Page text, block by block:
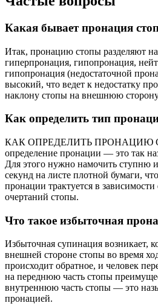
Какая бывает пронация
Итак, пронацию стопы разделяют
гиперпронация, гипопронация,
гипопронация (недостаточной
высокий, что ведет к недостатку
наклону стопы на внешнюю
Как определить тип
КАК ОПРЕДЕЛИТЬ ПРОНАЦИЮ
определение пронации — это так
Для этого нужно намочить ступню и
секунд на листе плотной бумаги,
пронации трактуется в
очертаний стопы.
Что такое избыточная
Избыточная супинация возникает,
внешней стороне стопы во время
происходит обратное, и человек
на переднюю часть стопы
внутреннюю часть стопы — это
пронацией.